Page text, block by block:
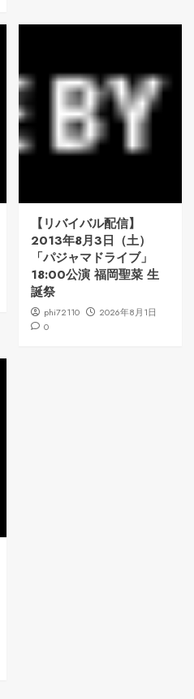
【リバイバル配信】
2013年8月3日（土）
「パジャマドライブ」
18:00公演 福岡聖菜 生
誕祭
phi72110
2026年8月1日
0